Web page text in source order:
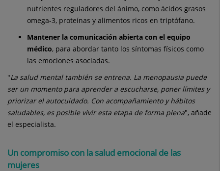
nutrientes reguladores del ánimo, como ácidos grasos
omega-3, proteínas y alimentos ricos en triptófano.
Mantener la comunicación abierta con el equipo
médico, para abordar tanto los síntomas físicos como
las emociones asociadas.
"La salud mental también se entrena. La menopausia puede
ser un momento para aprender a escucharse, poner límites y
priorizar el autocuidado. Con acompañamiento y hábitos
saludables, es posible vivir esta etapa de forma plena", añade
el especialista.
Un compromiso con la salud emocional de las
mujeres